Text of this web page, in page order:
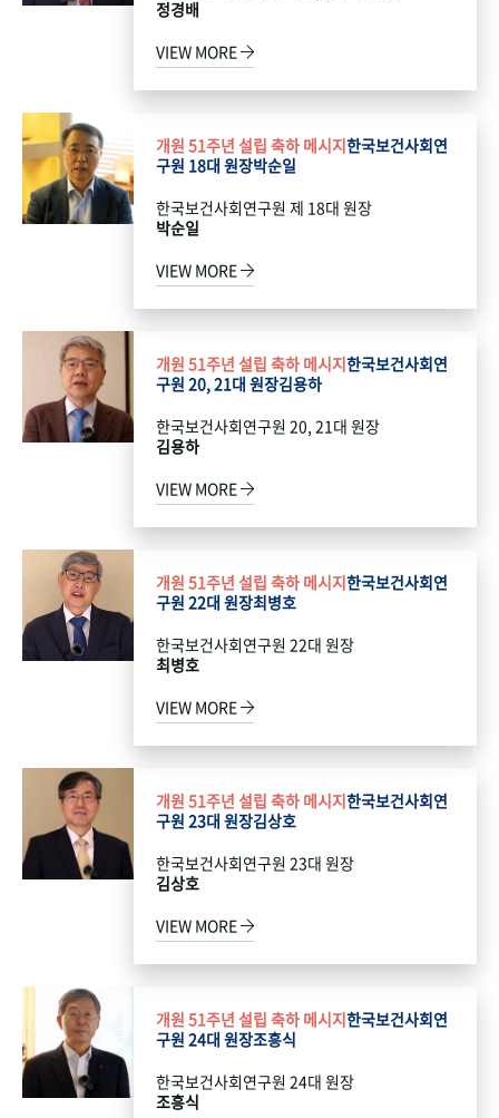
정경배
VIEW MORE
개원 51주년 설립 축하 메시지한국보건사회연
구원 18대 원장박순일
한국보건사회연구원 제 18대 원장
박순일
VIEW MORE
개원 51주년 설립 축하 메시지한국보건사회연
구원 20, 21대 원장김용하
한국보건사회연구원 20, 21대 원장
김용하
VIEW MORE
개원 51주년 설립 축하 메시지한국보건사회연
구원 22대 원장최병호
한국보건사회연구원 22대 원장
최병호
VIEW MORE
개원 51주년 설립 축하 메시지한국보건사회연
구원 23대 원장김상호
한국보건사회연구원 23대 원장
김상호
VIEW MORE
개원 51주년 설립 축하 메시지한국보건사회연
구원 24대 원장조흥식
한국보건사회연구원 24대 원장
조흥식